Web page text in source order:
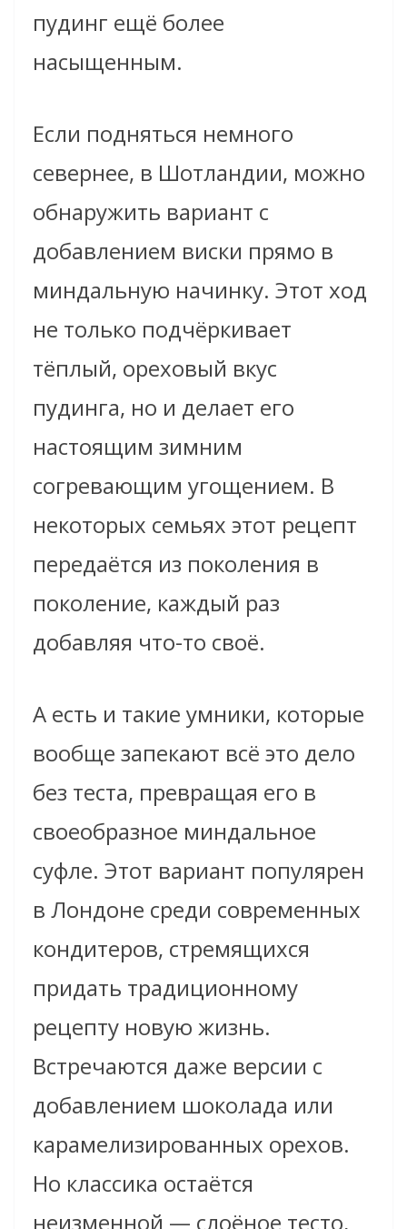
пудинг ещё более
насыщенным.
Если подняться немного
севернее, в Шотландии, можно
обнаружить вариант с
добавлением виски прямо в
миндальную начинку. Этот ход
не только подчёркивает
тёплый, ореховый вкус
пудинга, но и делает его
настоящим зимним
согревающим угощением. В
некоторых семьях этот рецепт
передаётся из поколения в
поколение, каждый раз
добавляя что-то своё.
А есть и такие умники, которые
вообще запекают всё это дело
без теста, превращая его в
своеобразное миндальное
суфле. Этот вариант популярен
в Лондоне среди современных
кондитеров, стремящихся
придать традиционному
рецепту новую жизнь.
Встречаются даже версии с
добавлением шоколада или
карамелизированных орехов.
Но классика остаётся
неизменной — слоёное тесто,